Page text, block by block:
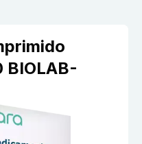
BIOLAB-